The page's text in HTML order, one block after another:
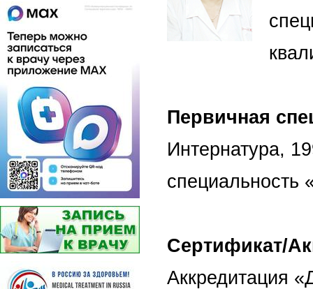
Первичная
Интернатура,
специальность
Сертификат/
Аккредитация